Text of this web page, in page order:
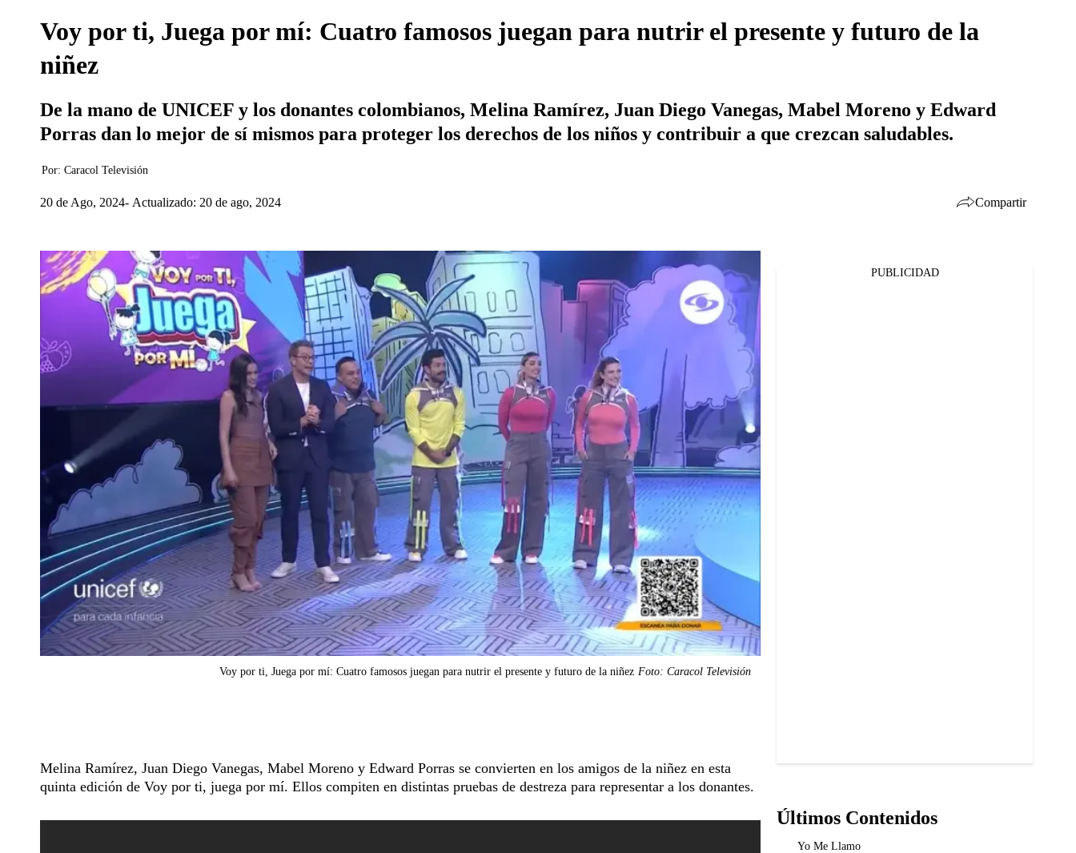
Voy por ti, Juega por mí: Cuatro famosos juegan para nutrir el presente y futuro de la
niñez
De la mano de UNICEF y los donantes colombianos, Melina Ramírez, Juan Diego Vanegas, Mabel Moreno y Edward
Porras dan lo mejor de sí mismos para proteger los derechos de los niños y contribuir a que crezcan saludables.
Por: Caracol Televisión
20 de Ago, 2024 Actualizado: 20 de ago, 2024 Compartir
Facebook
Twitter
Voy por ti, Juega por mí: Cuatro famosos juegan para nutrir el presente y futuro de la niñez Foto: Caracol Televisión
Melina Ramírez, Juan Diego Vanegas, Mabel Moreno y Edward Porras se convierten en los amigos de la niñez en esta
quinta edición de Voy por ti, juega por mí. Ellos compiten en distintas pruebas de destreza para representar a los donantes.
PUBLICIDAD
Últimos Contenidos
Yo Me Llamo